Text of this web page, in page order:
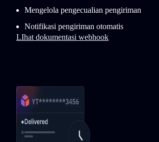
Mengelola pengecualian pengiriman
Notifikasi pengiriman otomatis
LIhat dokumentasi webhook